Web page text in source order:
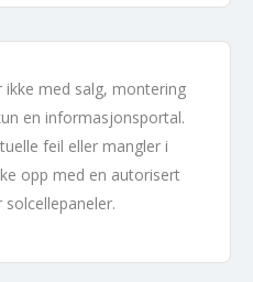
ikke med salg, montering
en informasjonsportal.
feil eller mangler i
opp med en autorisert